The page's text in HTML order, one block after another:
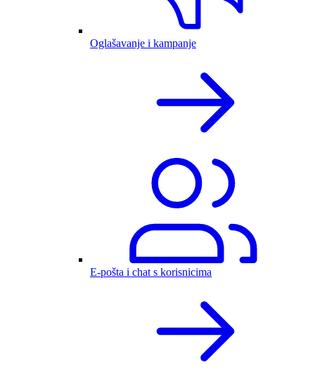
Oglašavanje i kampanje
E-pošta i chat s korisnicima